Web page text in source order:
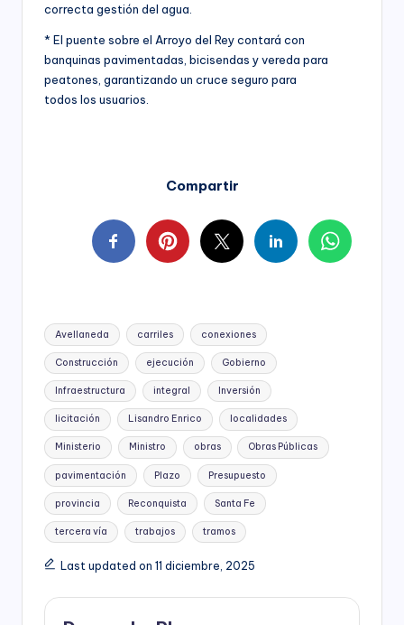
correcta gestión del agua.
* El puente sobre el Arroyo del Rey contará con
banquinas pavimentadas, bicisendas y vereda para
peatones, garantizando un cruce seguro para
todos los usuarios.
Compartir
Tags:
Avellaneda carriles conexiones
Construcción ejecución Gobierno
Infraestructura integral Inversión
licitación Lisandro Enrico localidades
Ministerio Ministro obras Obras Públicas
pavimentación Plazo Presupuesto
provincia Reconquista Santa Fe
tercera vía trabajos tramos
Last updated on 11 diciembre, 2025